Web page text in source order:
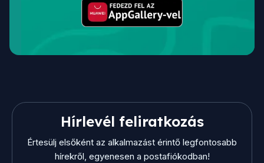
Hírlevél feliratkozás
Értesülj elsőként az alkalmazást érintő legfontosabb
hírekről, egyenesen a postafiókodban!